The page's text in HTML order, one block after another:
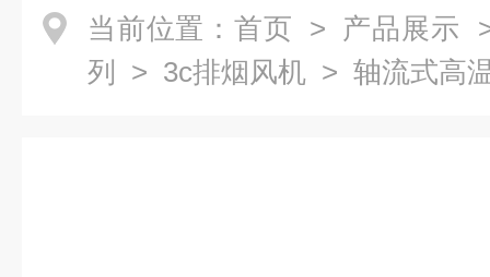
当前位置： 首页 > 产品展示
列
> 3c排烟风机 > 轴流式高